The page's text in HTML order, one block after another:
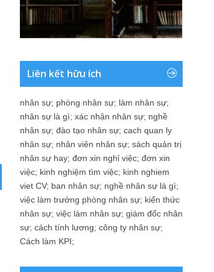
Liên kết hữu ích
nhân sự; phòng nhân sự; làm nhân sự;
nhân sự là gì; xác nhận nhân sự; nghề
nhân sự; đào tạo nhân sự; cach quan ly
nhân sự; nhân viên nhân sự; sách quản trị
nhân sự hay; đơn xin nghỉ việc; đơn xin
việc; kinh nghiệm tìm việc; kinh nghiem
viet CV; ban nhân sự; nghề nhân sự là gì;
việc làm trưởng phòng nhân sự; kiến thức
nhân sự; việc làm nhân sự; giám đốc nhân
sự; cách tính lương; công ty nhân sự;
Cách làm KPI;